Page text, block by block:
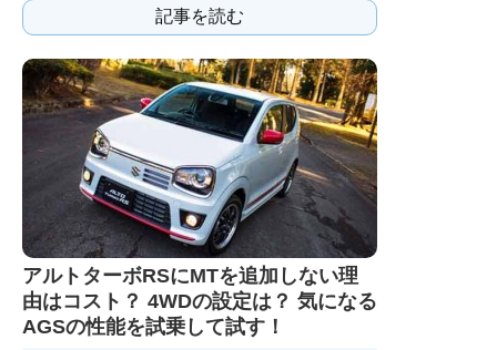
記事を読む
アルトターボRSにMTを追加しない理
由はコスト？ 4WDの設定は？ 気になる
AGSの性能を試乗して試す！